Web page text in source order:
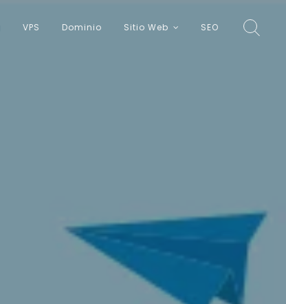
VPS Dominio Sitio Web SEO